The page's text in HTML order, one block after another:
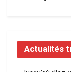
Actualités